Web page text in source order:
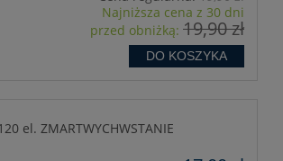
Najniższa cena z 30 dni
przed obniżką: 19,90 zł
DO KOSZYKA
el. ZMARTWYCHWSTANIE